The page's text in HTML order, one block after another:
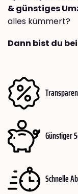
& günstiges
alles kümmert?
Dann bist du
Günstiger
Schnelle